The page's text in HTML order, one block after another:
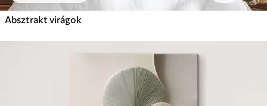
Absztrakt virágok